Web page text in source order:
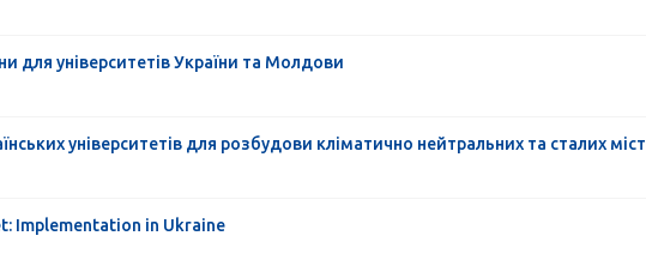
для університетів України та Молдови
університетів для розбудови кліматично нейтральних та сталих міст
Implementation in Ukraine